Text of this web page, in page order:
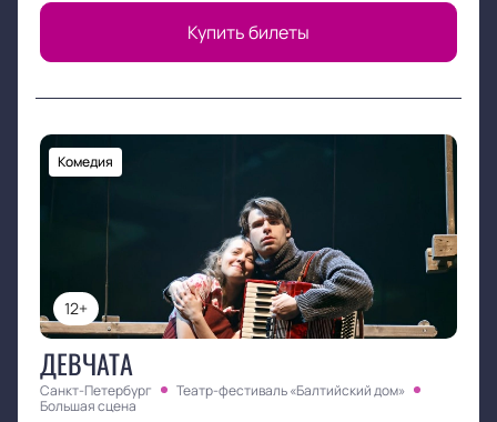
Купить билеты
12+
Комедия
ДЕВЧАТА
Санкт-Петербург
Театр-фестиваль «Балтийский дом»
Большая сцена